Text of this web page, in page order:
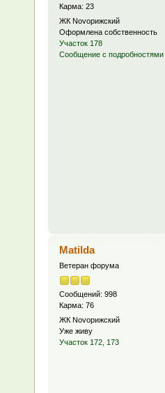
Карма: 23
ЖК Novoрижский
Оформлена собственность
Участок 178
Сообщение с подробностями
Matilda
Ветеран форума
Сообщений: 998
Карма: 76
ЖК Novoрижский
Уже живу
Участок 172, 173